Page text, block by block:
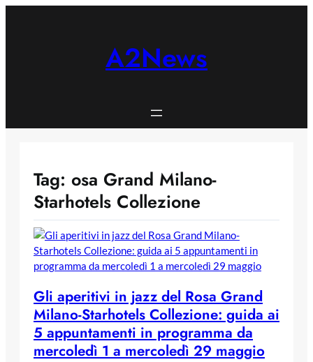
A2News
Tag: osa Grand Milano-
Starhotels Collezione
Gli aperitivi in jazz del Rosa Grand
Milano-Starhotels Collezione: guida ai
5 appuntamenti in programma da
mercoledì 1 a mercoledì 29 maggio